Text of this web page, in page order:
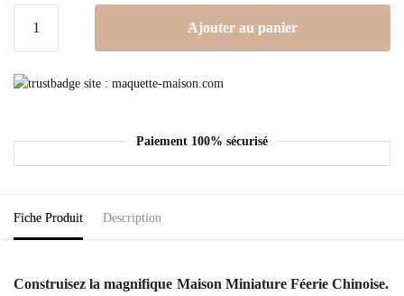
Ajouter au panier
Paiement 100% sécurisé
Fiche Produit Description
Construisez la magnifique Maison Miniature Féerie Chinoise.